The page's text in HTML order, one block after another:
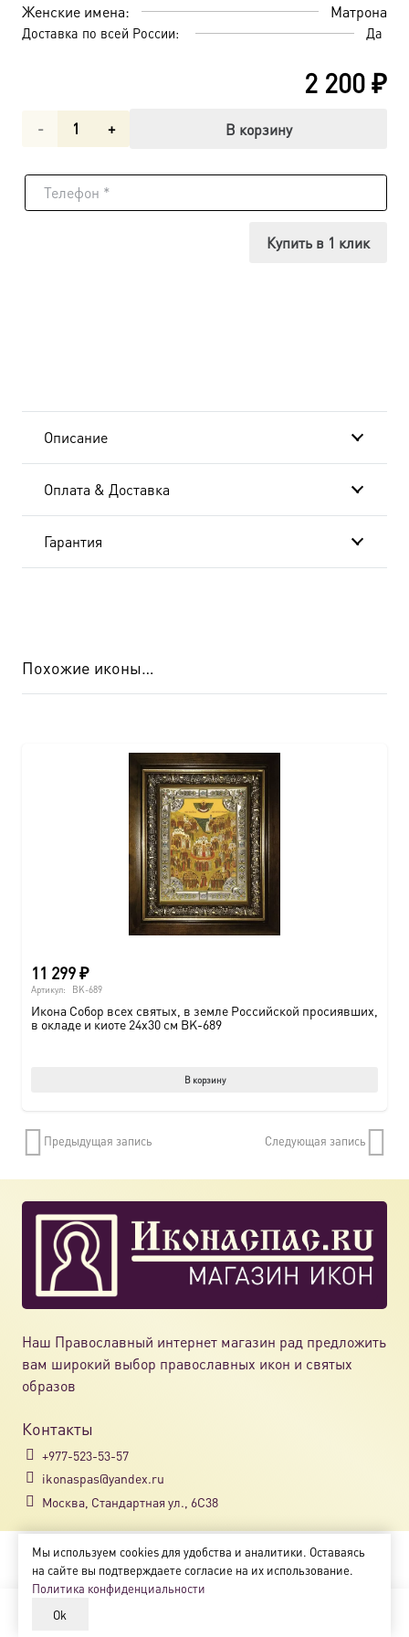
Женские имена: Матрона
Доставка по всей России: Да
2 200₽
Количество
Блаженная
В корзину
Купить в 1 клик
Описание
Оплата & Доставка
Гарантия
Похожие иконы…
11 299₽
Артикул: BK-689
Икона Собор всех святых, в земле Российской просиявших,
в окладе и киоте 24х30 см BK-689
В корзину
Предыдущая запись Следующая запись
Наш Православный интернет магазин рад предложить
вам широкий выбор православных икон и святых
образов
Контакты
+977-523-53-57
ikonaspas@yandex.ru
Москва, Стандартная ул., 6С38
Copyright © 2018-2025
Магазин православных икон «ikonaspas.ru»
Мы используем cookies для удобства и аналитики. Оставаясь
на сайте вы подтверждаете согласие на их использование.
Политика конфиденциальности
Ok